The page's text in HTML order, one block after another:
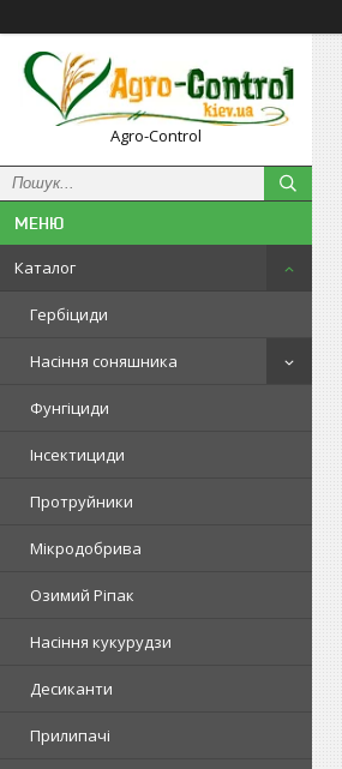
Agro-Control
Каталог
Гербіциди
Насіння соняшника
Фунгіциди
Інсектициди
Протруйники
Мікродобрива
Озимий Ріпак
Насіння кукурудзи
Десиканти
Прилипачі